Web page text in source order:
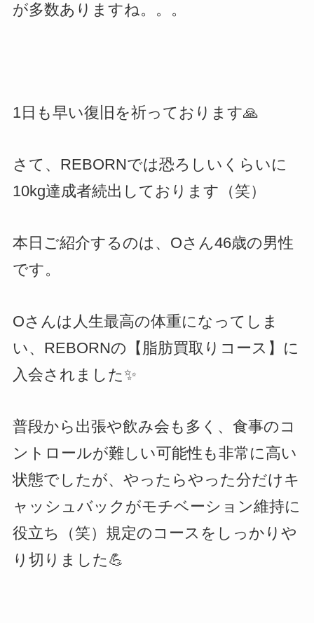
が多数ありますね。。。
1日も早い復旧を祈っております🙏
さて、REBORNでは恐ろしいくらいに
10kg達成者続出しております（笑）
本日ご紹介するのは、Oさん46歳の男性
です。
Oさんは人生最高の体重になってしま
い、REBORNの【脂肪買取りコース】に
入会されました✨
普段から出張や飲み会も多く、食事のコ
ントロールが難しい可能性も非常に高い
状態でしたが、やったらやった分だけキ
ャッシュバックがモチベーション維持に
役立ち（笑）規定のコースをしっかりや
り切りました💪